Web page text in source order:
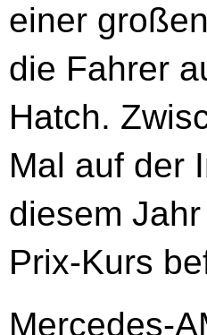
einer
die Fahrer
Hatch.
Mal auf der
diesem
Prix-Kurs
Mercedes-